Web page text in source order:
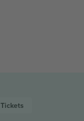
Tickets